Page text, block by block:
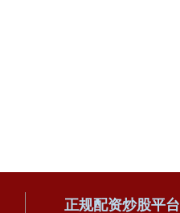
正规配资炒股平台